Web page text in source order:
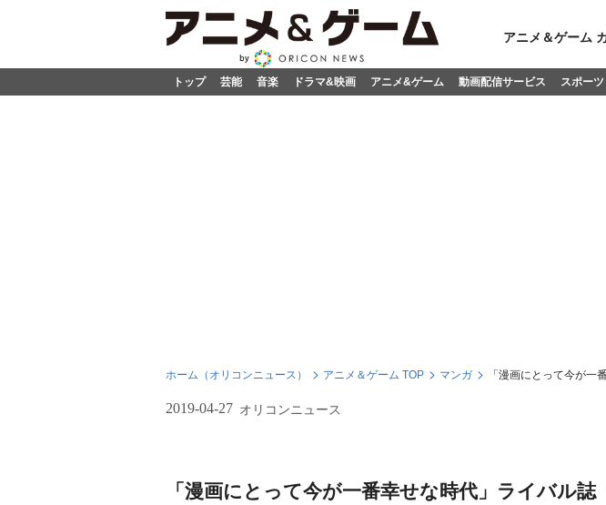
アニメ＆ゲーム
トップ 芸能 音楽 ドラマ&映画 アニメ&ゲーム 動画配信サービス スポーツ
ホーム（オリコンニュース） アニメ＆ゲーム TOP マンガ 「漫画にとって今が
2019-04-27 オリコンニュース
「漫画にとって今が一番幸せな時代」ライバル誌